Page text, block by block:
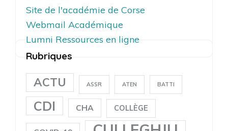
Site de l'académie de Corse
Webmail Académique
Lumni Ressources en ligne
Rubriques
ACTU ASSR ATEN BATTI
CDI CHA COLLÈGE